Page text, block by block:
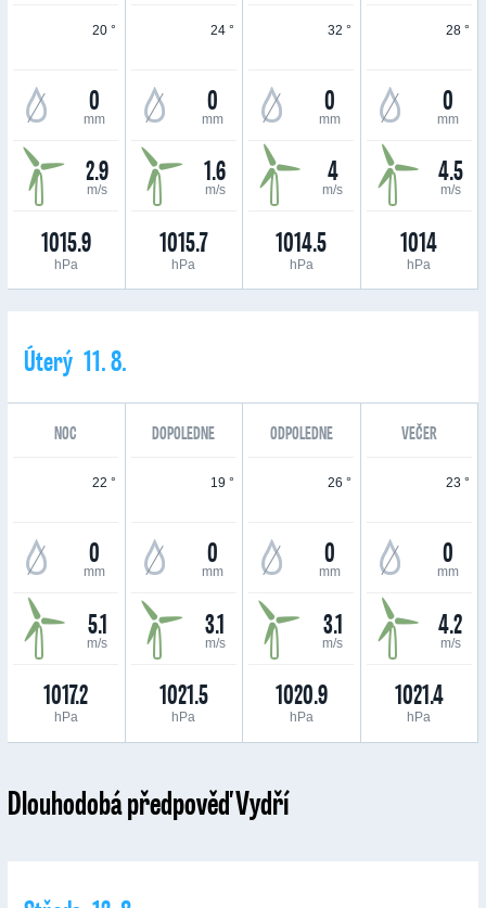
20 °
0
mm
2.9
m/s
1015.9
hPa
24 °
0
mm
1.6
m/s
1015.7
hPa
32 °
0
mm
4
m/s
1014.5
hPa
28 °
0
mm
4.5
m/s
1014
hPa
Úterý 11. 8.
NOC DOPOLEDNE ODPOLEDNE VEČER
22 °
0
mm
5.1
m/s
1017.2
hPa
19 °
0
mm
3.1
m/s
1021.5
hPa
26 °
0
mm
3.1
m/s
1020.9
hPa
23 °
0
mm
4.2
m/s
1021.4
hPa
Dlouhodobá předpověď Vydří